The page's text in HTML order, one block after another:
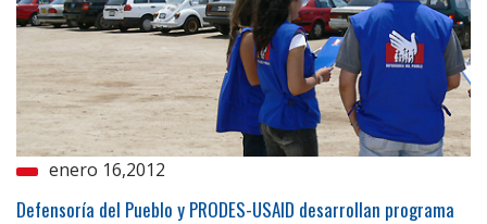
enero 16,2012
Defensoría del Pueblo y PRODES-USAID desarrollan programa